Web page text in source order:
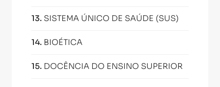
13. SISTEMA ÚNICO DE SAÚDE (SUS)
14. BIOÉTICA
15. DOCÊNCIA DO ENSINO SUPERIOR